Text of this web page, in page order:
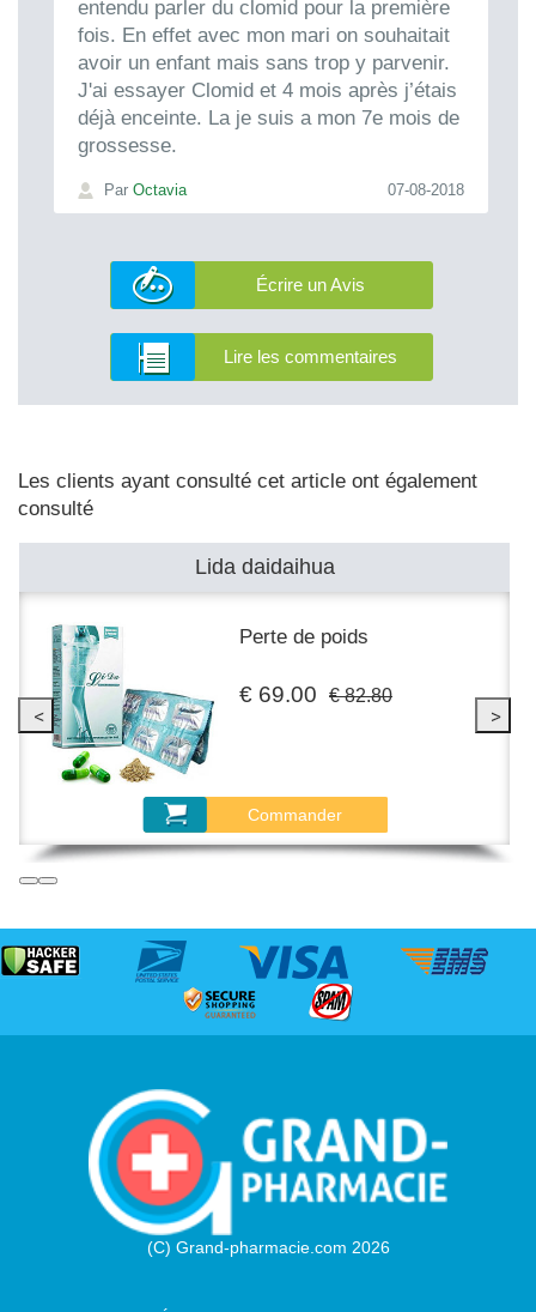
entendu parler du clomid pour la première
fois. En effet avec mon mari on souhaitait
avoir un enfant mais sans trop y parvenir.
J'ai essayer Clomid et 4 mois après j’étais
déjà enceinte. La je suis a mon 7e mois de
grossesse.
Par Octavia 07-08-2018
Écrire un Avis
Lire les commentaires
Les clients ayant consulté cet article ont également
consulté
Lida daidaihua
Perte de poids
€ 69.00 € 82.80
Commander
(C) Grand-pharmacie.com 2026